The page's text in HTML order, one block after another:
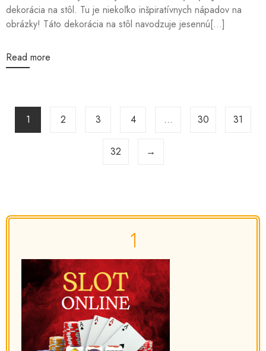
dekorácia na stôl. Tu je niekoľko inšpiratívnych nápadov na
obrázky! Táto dekorácia na stôl navodzuje jesennú[...]
Read more
1 2 3 4 … 30 31
32 →